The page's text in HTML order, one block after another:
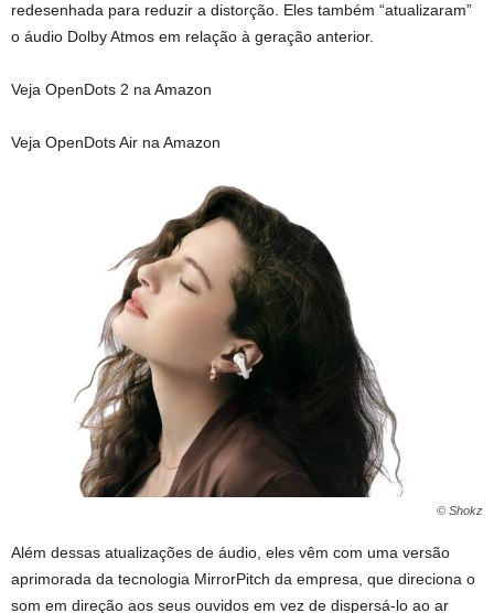
redesenhada para reduzir a distorção. Eles também “atualizaram”
o áudio Dolby Atmos em relação à geração anterior.
Veja OpenDots 2 na Amazon
Veja OpenDots Air na Amazon
© Shokz
Além dessas atualizações de áudio, eles vêm com uma versão
aprimorada da tecnologia MirrorPitch da empresa, que direciona o
som em direção aos seus ouvidos em vez de dispersá-lo ao ar